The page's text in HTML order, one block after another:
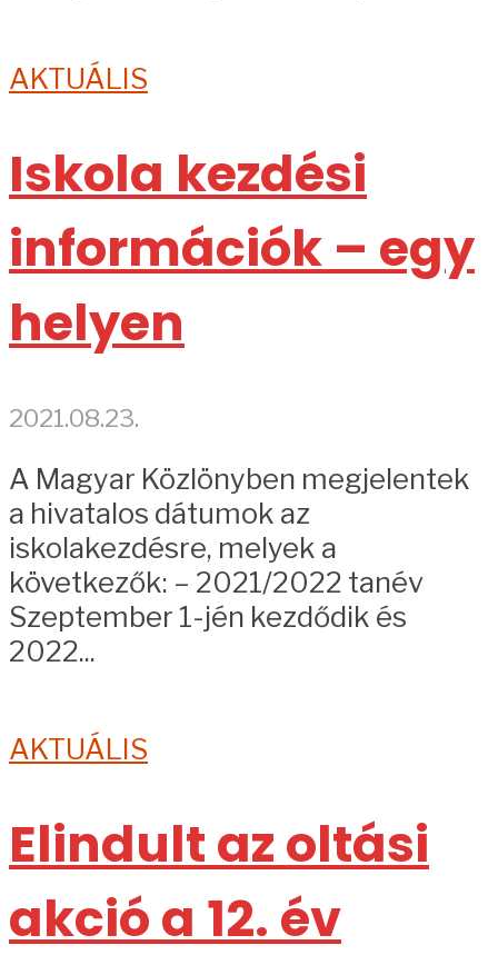
AKTUÁLIS
Iskola kezdési
információk – egy
helyen
2021.08.23.
A Magyar Közlönyben megjelentek
a hivatalos dátumok az
iskolakezdésre, melyek a
következők: – 2021/2022 tanév
Szeptember 1-jén kezdődik és
2022...
AKTUÁLIS
Elindult az oltási
akció a 12. év